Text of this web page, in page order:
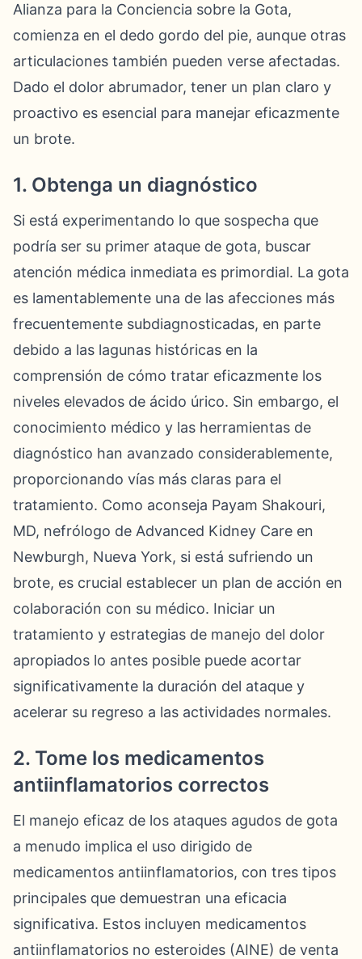
Alianza para la Conciencia sobre la Gota,
comienza en el dedo gordo del pie, aunque otras
articulaciones también pueden verse afectadas.
Dado el dolor abrumador, tener un plan claro y
proactivo es esencial para manejar eficazmente
un brote.
1. Obtenga un diagnóstico
Si está experimentando lo que sospecha que
podría ser su primer ataque de gota, buscar
atención médica inmediata es primordial. La gota
es lamentablemente una de las afecciones más
frecuentemente subdiagnosticadas, en parte
debido a las lagunas históricas en la
comprensión de cómo tratar eficazmente los
niveles elevados de ácido úrico. Sin embargo, el
conocimiento médico y las herramientas de
diagnóstico han avanzado considerablemente,
proporcionando vías más claras para el
tratamiento. Como aconseja Payam Shakouri,
MD, nefrólogo de Advanced Kidney Care en
Newburgh, Nueva York, si está sufriendo un
brote, es crucial establecer un plan de acción en
colaboración con su médico. Iniciar un
tratamiento y estrategias de manejo del dolor
apropiados lo antes posible puede acortar
significativamente la duración del ataque y
acelerar su regreso a las actividades normales.
2. Tome los medicamentos
antiinflamatorios correctos
El manejo eficaz de los ataques agudos de gota
a menudo implica el uso dirigido de
medicamentos antiinflamatorios, con tres tipos
principales que demuestran una eficacia
significativa. Estos incluyen medicamentos
antiinflamatorios no esteroides (AINE) de venta